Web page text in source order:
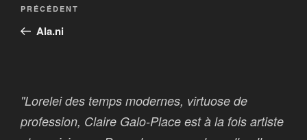
l’article
Article
précédent
PRÉCÉDENT
Ala.ni
"Lorelei des temps modernes, virtuose de
profession, Claire Galo-Place est à la fois artiste